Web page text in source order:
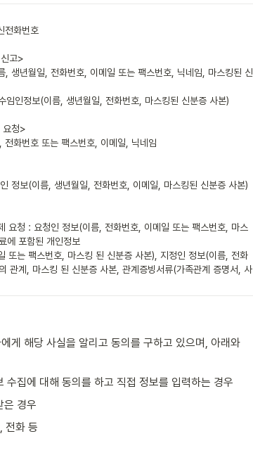
전화번호
생년월일, 전화번호, 이메일 또는 팩스번호, 닉네임, 마스킹된 신
인정보(이름, 생년월일, 전화번호, 마스킹된 신분증 사본)
화번호 또는 팩스번호, 이메일, 닉네임
정보(이름, 생년월일, 전화번호, 이메일, 마스킹된 신분증 사본)
요청 : 요청인 정보(이름, 전화번호, 이메일 또는 팩스번호, 마스
에 포함된 개인정보
또는 팩스번호, 마스킹 된 신분증 사본), 지정인 정보(이름, 전화
관계, 마스킹 된 신분증 사본, 관계증빙서류(가족관계 증명서, 사
게 해당 사실을 알리고 동의를 구하고 있으며, 아래와
집에 대해 동의를 하고 직접 정보를 입력하는 경우
은 경우
전화 등